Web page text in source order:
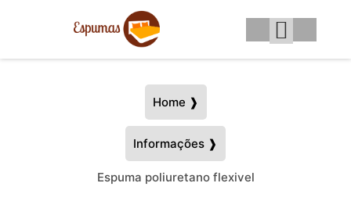
Home ❱
Informações ❱
Espuma poliuretano flexivel